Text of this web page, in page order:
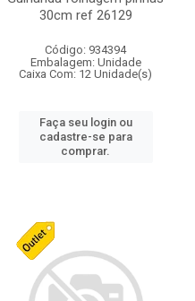
30cm ref 26129
Código: 934394
Embalagem: Unidade
Caixa Com: 12 Unidade(s)
Faça seu login ou
cadastre-se para
comprar.